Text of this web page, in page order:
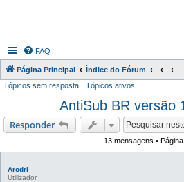
FAQ
Página Principal Índice do Fórum
Tópicos sem resposta Tópicos ativos
AntiSub BR versão
Responder
13 mensagens • Página
Arodri
Utilizador